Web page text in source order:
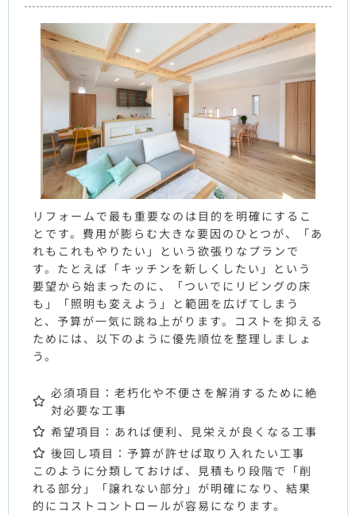
リフォームで最も重要なのは目的を明確にするこ
とです。費用が膨らむ大きな要因のひとつが、「あ
れもこれもやりたい」という欲張りなプランで
す。たとえば「キッチンを新しくしたい」という
要望から始まったのに、「ついでにリビングの床
も」「照明も変えよう」と範囲を広げてしまう
と、予算が一気に跳ね上がります。コストを抑える
ためには、以下のように優先順位を整理しましょ
う。
必須項目：老朽化や不便さを解消するために絶
対必要な工事
希望項目：あれば便利、見栄えが良くなる工事
後回し項目：予算が許せば取り入れたい工事
このように分類しておけば、見積もり段階で「削
れる部分」「譲れない部分」が明確になり、結果
的にコストコントロールが容易になります。